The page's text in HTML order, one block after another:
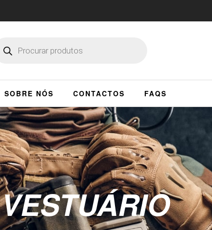
SOBRE NÓS CONTACTOS FAQS
VESTUÁRIO